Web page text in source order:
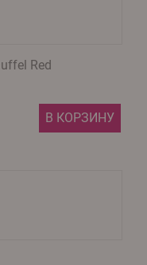
Red
В КОРЗИНУ